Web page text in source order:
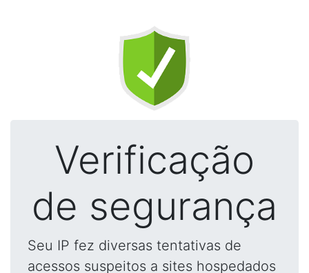
Verificação
de segurança
Seu IP fez diversas tentativas de
acessos suspeitos a sites hospedados